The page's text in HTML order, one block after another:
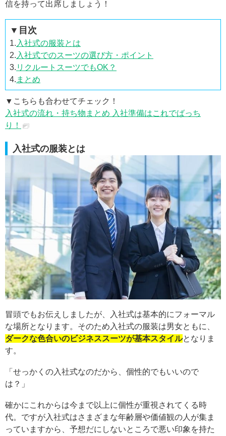
信を持って出席しましょう！
▼目次
1. 入社式の服装とは
2. 入社式でのスーツの選び方・ポイント
3. リクルートスーツでもOK？
4. まとめ
▼こちらも合わせてチェック！
入社式の流れ・持ち物まとめ 入社準備はこれでばっち
り！
入社式の服装とは
冒頭でもお伝えしましたが、入社式は基本的にフォーマル
な場所となります。そのため入社式の服装は男女ともに、
ダークな色合いのビジネススーツが基本スタイルとなりま
す。
「せっかくの入社式なのだから、個性的でもいいので
は？」
確かにこれからは今まで以上に個性が重視されてくる時
代。ですが入社式はさまざまな年齢層や価値観の人が集ま
っていますから、予想だにしないところで悪い印象を持た